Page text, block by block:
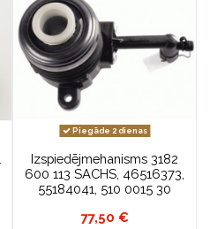
Piegāde 2 dienas
Izspiedējmehanisms 3182
600 113 SACHS, 46516373,
55184041, 510 0015 30
77,50 €